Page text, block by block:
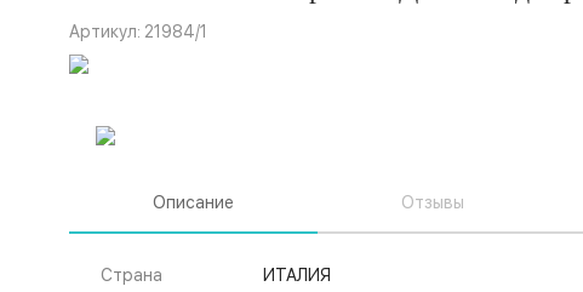
Артикул: 21984/1
Описание Отзывы
Страна
ИТАЛИЯ